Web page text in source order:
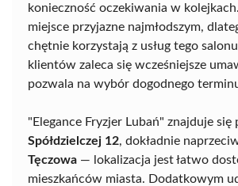
konieczność oczekiwania w
miejsce przyjazne najmłodszym,
chętnie korzystają z usług tego
klientów zaleca się wcześniejsze
pozwala na wybór dogodnego
"Elegance Fryzjer Lubań" znajduje się
Spółdzielczej 12, dokładnie
Tęczowa — lokalizacja jest łatwo
mieszkańców miasta. Dodatkowym